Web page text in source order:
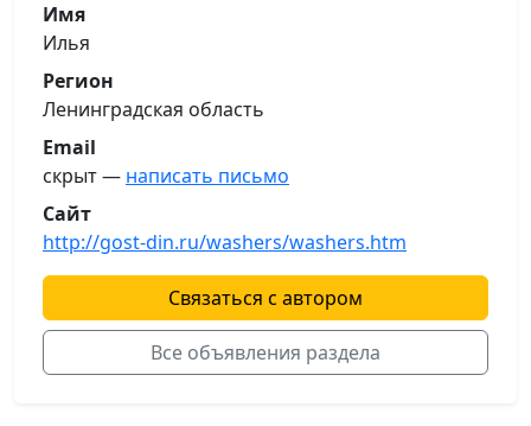
Имя
Илья
Регион
Ленинградская область
Email
скрыт — написать письмо
Сайт
http://gost-din.ru/washers/washers.htm
Связаться с автором
Все объявления раздела